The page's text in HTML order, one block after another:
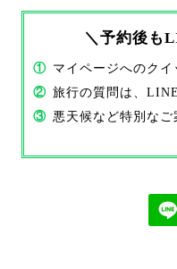
＼予約後も
① マイページへのクイ
② 旅行の質問は、
③ 悪天候など特別な